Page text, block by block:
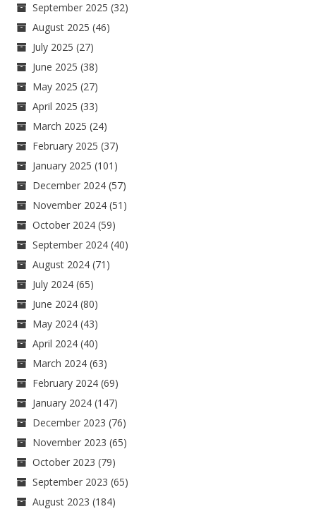
September 2025 (32)
August 2025 (46)
July 2025 (27)
June 2025 (38)
May 2025 (27)
April 2025 (33)
March 2025 (24)
February 2025 (37)
January 2025 (101)
December 2024 (57)
November 2024 (51)
October 2024 (59)
September 2024 (40)
August 2024 (71)
July 2024 (65)
June 2024 (80)
May 2024 (43)
April 2024 (40)
March 2024 (63)
February 2024 (69)
January 2024 (147)
December 2023 (76)
November 2023 (65)
October 2023 (79)
September 2023 (65)
August 2023 (184)